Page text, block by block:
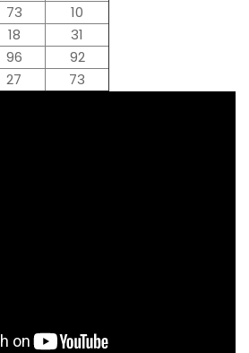
73
10
18
31
96
92
27 73